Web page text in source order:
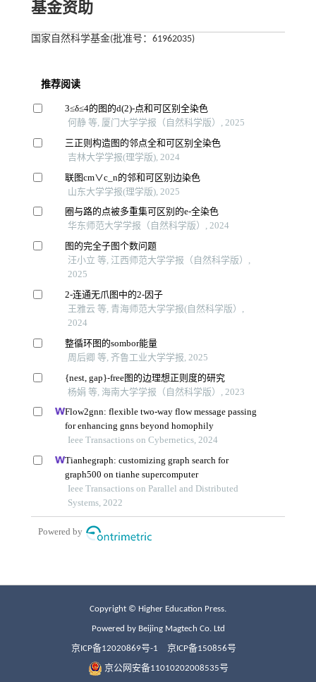
基金资助
国家自然科学基金(批准号：61962035)
Copyright © Higher Education Press.
Powered by Beijing Magtech Co. Ltd
京ICP备12020869号-1 京ICP备150856号
京公网安备11010202008535号